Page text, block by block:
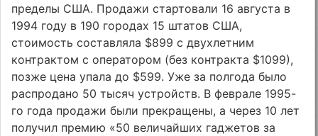
пределы США. Продажи стартовали 16 августа в
1994 году в 190 городах 15 штатов США,
стоимость составляла $899 с двухлетним
контрактом с оператором (без контракта $1099),
позже цена упала до $599. Уже за полгода было
распродано 50 тысяч устройств. В феврале 1995-
го года продажи были прекращены, а через 10 лет
получил премию «50 величайших гаджетов за